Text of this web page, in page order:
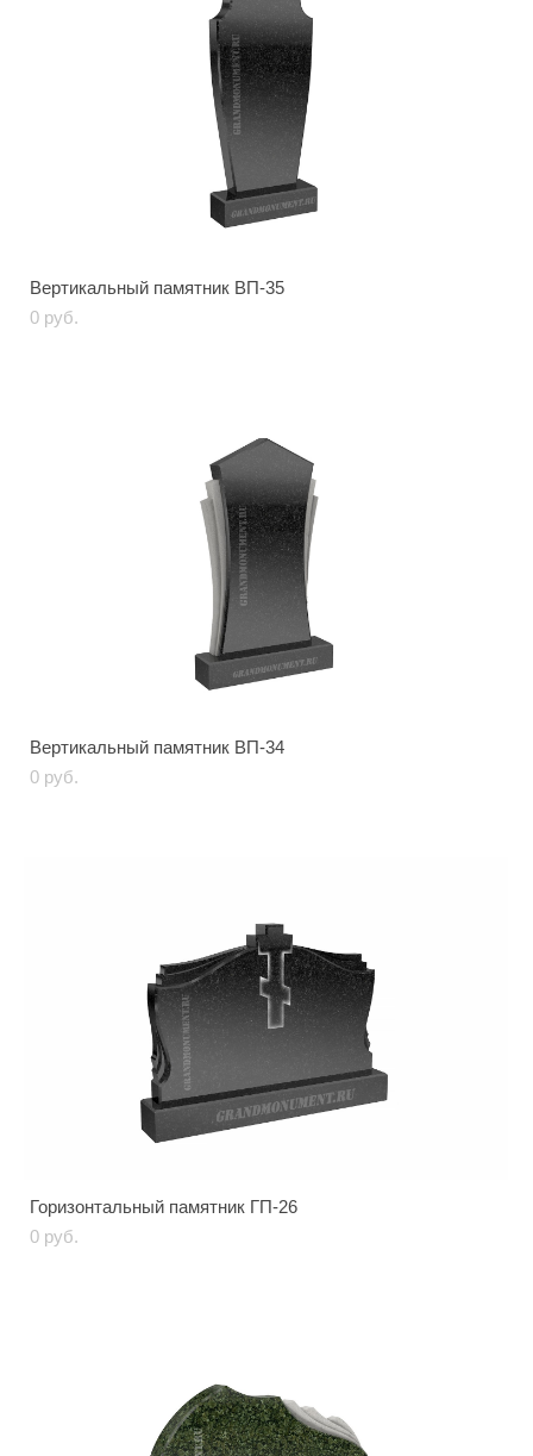
Вертикальный памятник ВП-35
0 pуб.
Вертикальный памятник ВП-34
0 pуб.
Горизонтальный памятник ГП-26
0 pуб.